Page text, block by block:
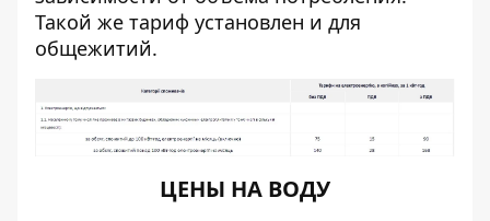
Такой же тариф установлен и для
общежитий.
ЦЕНЫ НА ВОДУ